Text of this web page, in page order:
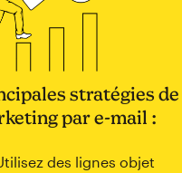
stratégies de
par e-mail :
des lignes objet